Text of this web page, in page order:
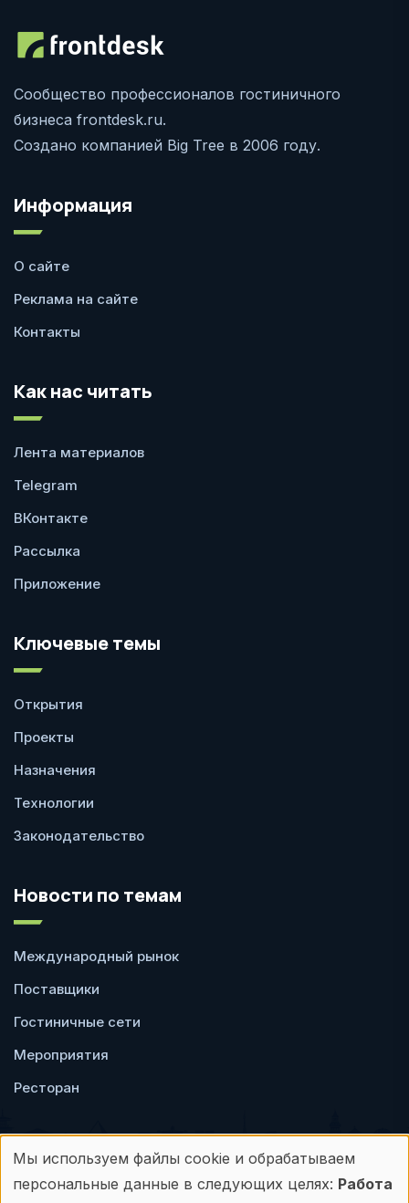
Сообщество профессионалов гостиничного
бизнеса frontdesk.ru.
Создано компанией Big Tree в 2006 году.
Информация
О сайте
Реклама на сайте
Контакты
Как нас читать
Лента материалов
Telegram
ВКонтакте
Рассылка
Приложение
Ключевые темы
Открытия
Проекты
Назначения
Технологии
Законодательство
Новости по темам
Международный рынок
Поставщики
Гостиничные сети
Мероприятия
Ресторан
Пользовательское Политика
Использование
Мы используем файлы cookie и обрабатываем
персональные данные в следующих целях: Работа